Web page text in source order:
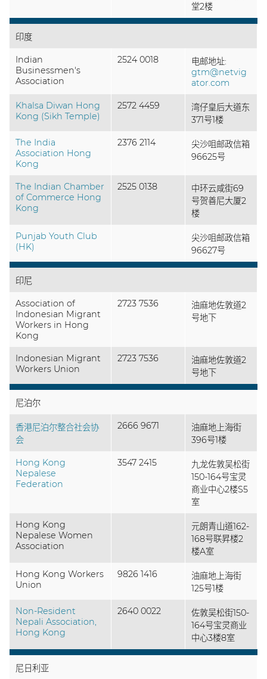
堂2楼
印度
Indian
Businessmen's
Association
2524 0018
电邮地址:
gtm@netvig
ator.com
Khalsa Diwan Hong
Kong (Sikh Temple)
2572 4459
湾仔皇后大道东
371号1楼
The India
Association Hong
Kong
2376 2114
尖沙咀邮政信箱
96625号
The Indian Chamber
of Commerce Hong
Kong
2525 0138
中环云咸街69
号贺善尼大厦2
楼
Punjab Youth Club
(HK)
尖沙咀邮政信箱
96627号
印尼
Association of
Indonesian Migrant
Workers in Hong
Kong
2723 7536
油麻地佐敦道2
号地下
Indonesian Migrant
Workers Union
2723 7536
油麻地佐敦道2
号地下
尼泊尔
香港尼泊尔整合社会协
会
2666 9671
油麻地上海街
396号1楼
Hong Kong
Nepalese
Federation
3547 2415
九龙佐敦吴松街
150-164号宝灵
商业中心2楼S5
室
Hong Kong
Nepalese Women
Association
元朗青山道162-
168号联昇楼2
楼A室
Hong Kong Workers
Union
9826 1416
油麻地上海街
125号1楼
Non-Resident
Nepali Association,
Hong Kong
2640 0022
佐敦吴松街150-
164号宝灵商业
中心3楼8室
尼日利亚